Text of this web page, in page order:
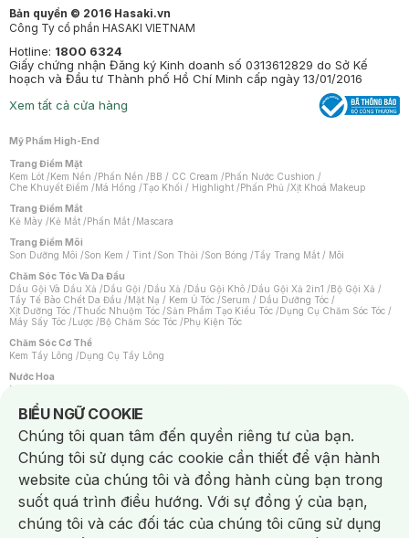
Bản quyền © 2016 Hasaki.vn
Công Ty cổ phần HASAKI VIETNAM
Hotline: 1800 6324
Giấy chứng nhận Đăng ký Kinh doanh số 0313612829 do Sở Kế
hoạch và Đầu tư Thành phố Hồ Chí Minh cấp ngày 13/01/2016
Xem tất cả cửa hàng
Mỹ Phẩm High-End
Trang Điểm Mặt
Kem Lót /Kem Nền /Phấn Nền /BB / CC Cream /Phấn Nước Cushion /
Che Khuyết Điểm /Má Hồng /Tạo Khối / Highlight /Phấn Phủ /Xịt Khoá Makeup
Trang Điểm Mắt
Kẻ Mày /Kẻ Mắt /Phấn Mắt /Mascara
Trang Điểm Môi
Son Dưỡng Môi /Son Kem / Tint /Son Thỏi /Son Bóng /Tẩy Trang Mắt / Môi
Chăm Sóc Tóc Và Da Đầu
Dầu Gội Và Dầu Xả /Dầu Gội /Dầu Xả /Dầu Gội Khô /Dầu Gội Xả 2in1 /Bộ Gội Xả /
Tẩy Tế Bào Chết Da Đầu /Mặt Nạ / Kem Ủ Tóc /Serum / Dầu Dưỡng Tóc /
Xịt Dưỡng Tóc /Thuốc Nhuộm Tóc /Sản Phẩm Tạo Kiểu Tóc /Dụng Cụ Chăm Sóc Tóc /
Máy Sấy Tóc /Lược /Bộ Chăm Sóc Tóc /Phụ Kiện Tóc
Chăm Sóc Cơ Thể
Kem Tẩy Lông /Dụng Cụ Tẩy Lông
Nước Hoa
Nước Hoa Nữ
Chăm Sóc Cá Nhân
Chống Muỗi /Khẩu Trang /Máy Massage/Mặt Nạ Xông Hơi /Nước Rửa Tay/
Sản Phẩm Chăm Sóc Khác /Bàn Chải Đánh Răng /Bàn Chải Điện/
Hỗ Trợ Trắng Răng/Kem Đánh Răng /Máy Tăm Nước/ Nước Súc Miệng/
Tăm / Chỉ Nha Khoa/ Xịt Thơm Miệng / Dung Dịch Vệ Sinh/Dưỡng Vùng Kín/
Khăn Ướt Vệ Sinh Vùng Kín/Băng Vệ Sinh/Tampon/Bọt Cạo Râu /Dao Cạo Râu/
Máy Cạo Râu
Vấn Đề Về Da
Da Dầu / Lỗ Chân Lông To/ Da Khô / Mất Nước/ Da Lão Hóa/ Da Mụn/
Da Nhạy Cảm / Kích Ứng
Da Xỉn Màu Thâm / Nám / Tàn Nhang
BIỂU NGỮ COOKIE
Notice about cookies usage
Chúng tôi quan tâm đến quyền riêng tư của bạn.
Chúng tôi sử dụng các cookie cần thiết để vận hành
website của chúng tôi và đồng hành cùng bạn trong
suốt quá trình điều hướng. Với sự đồng ý của bạn,
chúng tôi và các đối tác của chúng tôi cũng sử dụng